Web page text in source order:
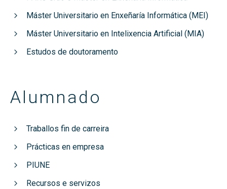
Máster Universitario en Enxeñaría Informática (MEI)
Máster Universitario en Intelixencia Artificial (MIA)
Estudos de doutoramento
Alumnado
Traballos fin de carreira
Prácticas en empresa
PIUNE
Recursos e servizos